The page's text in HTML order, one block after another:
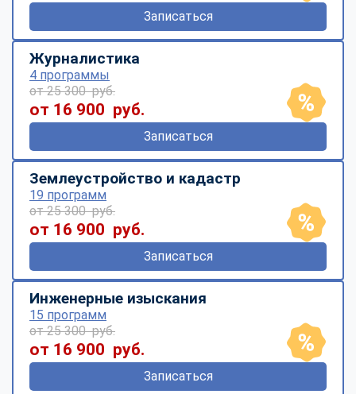
Записаться
Журналистика
4 программы
от 25 300 руб.
от 16 900 руб.
Записаться
Землеустройство и кадастр
19 программ
от 25 300 руб.
от 16 900 руб.
Записаться
Инженерные изыскания
15 программ
от 25 300 руб.
от 16 900 руб.
Записаться